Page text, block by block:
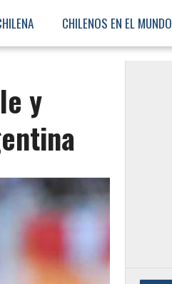
CHILENOS EN EL MUNDO
y